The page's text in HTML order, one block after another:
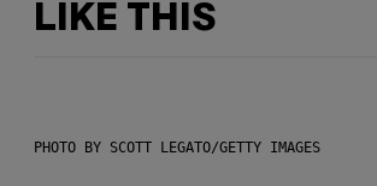
LIKE THIS
PHOTO BY SCOTT LEGATO/GETTY IMAGES